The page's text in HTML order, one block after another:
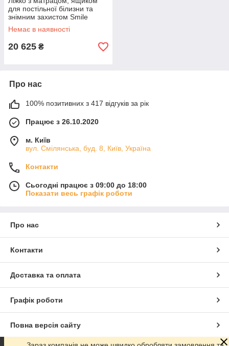
для постільної білизни та
знімним захистом Smile
Dream 1
Немає в наявності
20 625 ₴
Про нас
100% позитивних з 417 відгуків за рік
Працює з 26.10.2020
м. Київ
вул. Смілянська, буд. 8, Київ, Україна
Контакти
Сьогодні працює з 09:00 до 18:00
Показати весь графік роботи
Про нас
Контакти
Доставка та оплата
Графік роботи
Повна версія сайту